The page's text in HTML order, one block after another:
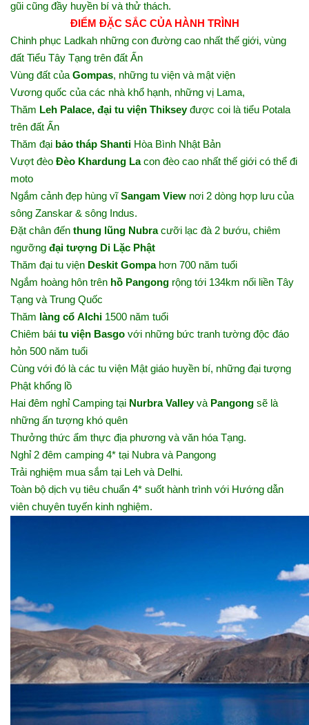
gũi cũng đầy huyền bí và thử thách.
ĐIỂM ĐẶC SẮC CỦA HÀNH TRÌNH
Chinh phục Ladkah những con đường cao nhất thế giới, vùng
đất Tiểu Tây Tạng trên đất Ấn
Vùng đất của Gompas, những tu viện và mật viện
Vương quốc của các nhà khổ hạnh, những vị Lama,
Thăm Leh Palace, đại tu viện Thikseyđược coi là tiểu Potala
trên đất Ấn
Thăm đại bảo tháp Shanti Hòa Bình Nhật Bản
Vượt đèo Đèo Khardung Lacon đèo cao nhất thế giới có thể đi
moto
Ngắm cảnh đẹp hùng vĩSangam View nơi 2 dòng hợp lưu của
sông Zanskar & sông Indus.
Đặt chân đến ​ thung lũng Nubracưỡi lạc đà 2 bướu, chiêm
ngưỡng đại tượng Di Lặc Phật
Thăm đại tu viện Deskit Gompahơn 700 năm tuổi
Ngắm hoàng hôn trên hồ Pangong rộng tới 134km nối liền Tây
Tạng và Trung Quốc
Thăm làng cổ Alchi 1500 năm tuổi
Chiêm bái tu viện Basgo với những bức tranh tường độc đáo
hỏn 500 năm tuổi
Cùng với đó là các tu viện Mật giáo huyền bí, những đại tượng
Phật khổng lồ
Hai đêm nghỉ Camping tại Nurbra Valleyvà Pangong sẽ là
những ấn tượng khó quên
Thưởng thức ẩm thực địa phương và văn hóa Tạng.
Nghỉ 2 đêm camping 4* tại Nubra và Pangong
Trải nghiệm mua sắm tại Leh và Delhi.
Toàn bộ dịch vụ tiêu chuẩn 4* suốt hành trình với Hướng dẫn
viên chuyên tuyến kinh nghiệm.